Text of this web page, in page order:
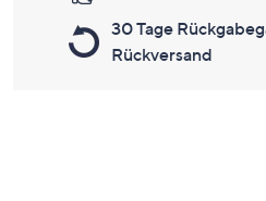
30 Tage
Rückversand